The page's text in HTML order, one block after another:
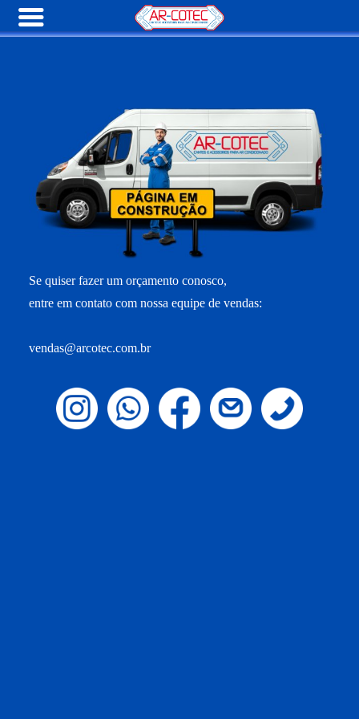
Se quiser fazer um orçamento conosco,
entre em contato com nossa equipe de vendas:
vendas@arcotec.com.br